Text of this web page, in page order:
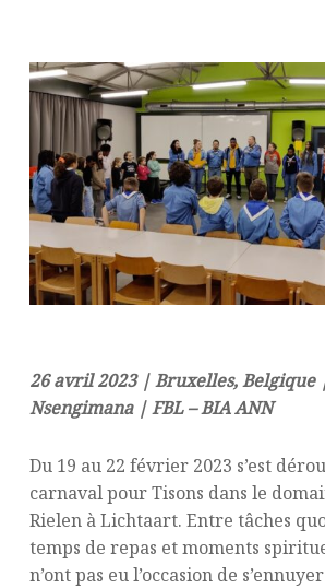
26 avril 2023 | Bruxelles, Belgique
Nsengimana | FBL – BIA ANN
Du 19 au 22 février 2023 s’est
carnaval pour Tisons dans le
Rielen à Lichtaart. Entre tâches
temps de repas et moments
n’ont pas eu l’occasion de